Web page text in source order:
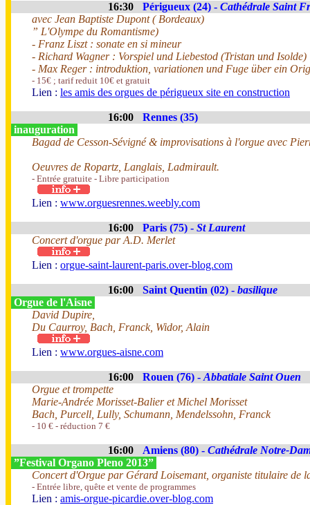
16:30 Périgueux (24) - Cathédrale Saint
avec Jean Baptiste Dupont ( Bordeaux)
” L'Olympe du Romantisme)
- Franz Liszt : sonate en si mineur
- Richard Wagner : Vorspiel und Liebestod (Tristan und Isolde)
- Max Reger : introduktion, variationen und Fuge über ein
- 15€ ; tarif reduit 10€ et gratuit
Lien : les amis des orgues de périgueux site en construction
16:00
Rennes (35)
inauguration
Bagad de Cesson-Sévigné & improvisations à l'orgue avec
Oeuvres de Ropartz, Langlais, Ladmirault.
- Entrée gratuite - Libre participation
Lien : www.orguesrennes.weebly.com
16:00 Paris (75) - St Laurent
Concert d'orgue par A.D. Merlet
Lien : orgue-saint-laurent-paris.over-blog.com
16:00 Saint Quentin (02) - basilique
Orgue de l'Aisne
David Dupire,
Du Caurroy, Bach, Franck, Widor, Alain
Lien : www.orgues-aisne.com
16:00 Rouen (76) - Abbatiale Saint Ouen
Orgue et trompette
Marie-Andrée Morisset-Balier et Michel Morisset
Bach, Purcell, Lully, Schumann, Mendelssohn, Franck
- 10 € - réduction 7 €
16:00 Amiens (80) - Cathédrale Notre-
”Festival Organo Pleno 2013”
Concert d'Orgue par Gérard Loisemant, organiste titulaire de
- Entrée libre, quête et vente de programmes
Lien : amis-orgue-picardie.over-blog.com